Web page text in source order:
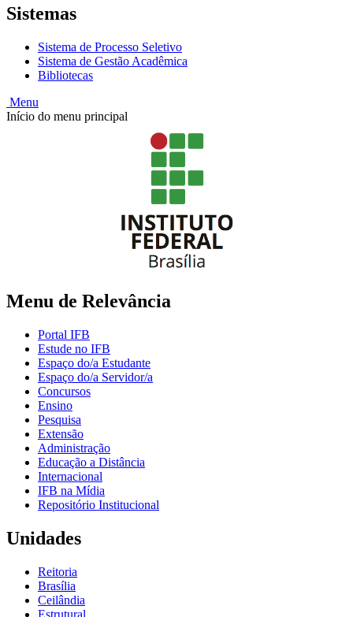
Sistemas
Sistema de Processo Seletivo
Sistema de Gestão Acadêmica
Bibliotecas
Menu
Início do menu principal
Menu de Relevância
Portal IFB
Estude no IFB
Espaço do/a Estudante
Espaço do/a Servidor/a
Concursos
Ensino
Pesquisa
Extensão
Administração
Educação a Distância
Internacional
IFB na Mídia
Repositório Institucional
Unidades
Reitoria
Brasília
Ceilândia
Estrutural